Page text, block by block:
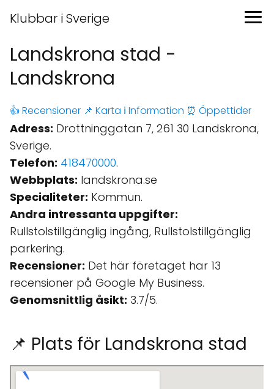
Klubbar i Sverige
Landskrona stad -
Landskrona
👍 Recensioner 📌 Karta ℹ️ Information ⏰ Öppettider
Adress: Drottninggatan 7, 261 30 Landskrona,
Sverige.
Telefon: 418470000.
Webbplats: landskrona.se
Specialiteter: Kommun.
Andra intressanta uppgifter:
Rullstolstillgänglig ingång, Rullstolstillgänglig
parkering.
Recensioner: Det här företaget har 13
recensioner på Google My Business.
Genomsnittlig åsikt: 3.7/5.
📌 Plats för Landskrona stad